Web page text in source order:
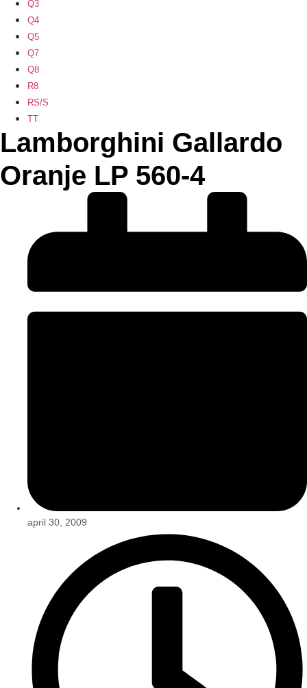
Q3
Q4
Q5
Q7
Q8
R8
RS/S
TT
Lamborghini Gallardo
Oranje LP 560-4
april 30, 2009